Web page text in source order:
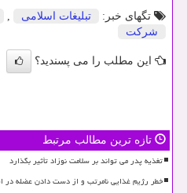
تگهای خبر:
تبلیغات اسلامی ,
شركت
این مطلب را می پسندید؟
تازه ترین مطالب مرتبط
تغذیه پدر می تواند بر سلامت نوزاد تأثیر بگذارد
خطر رژیم غذایی نامرتب و از دست دادن عضله در